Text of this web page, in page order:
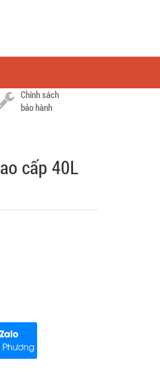
Chính sách
bảo hành
cấp 40L